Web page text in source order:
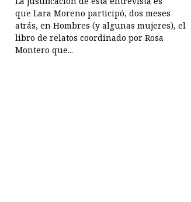
que Lara Moreno participó, dos meses
atrás, en Hombres (y algunas mujeres), el
libro de relatos coordinado por Rosa
Montero que...